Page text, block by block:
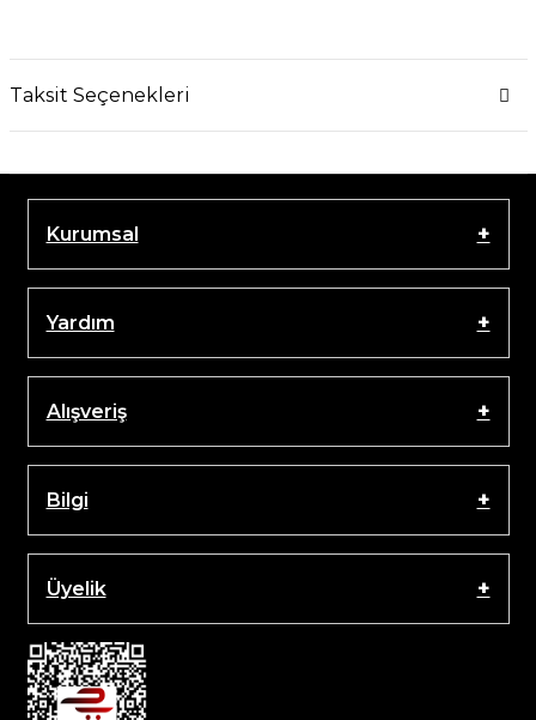
Taksit Seçenekleri
Kurumsal
Yardım
Alışveriş
Bilgi
Üyelik